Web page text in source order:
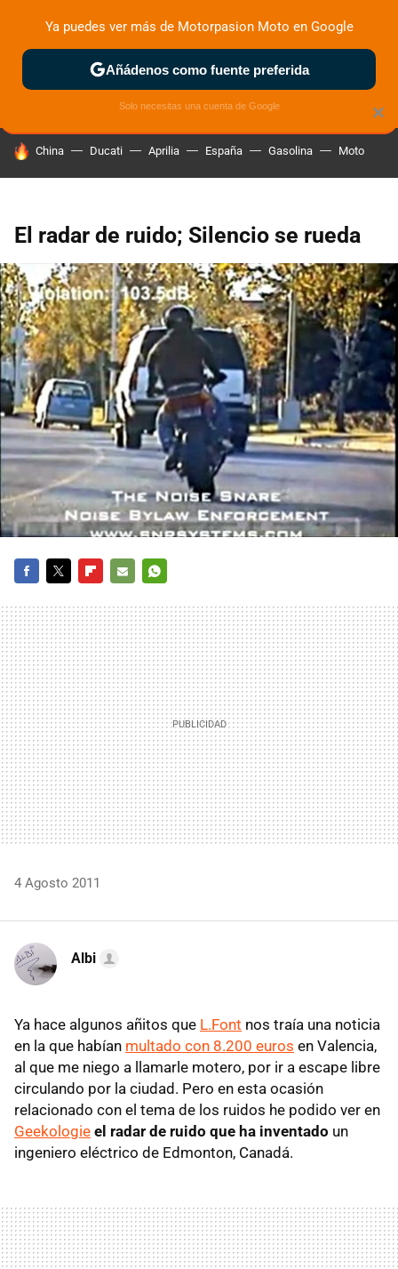
ZONA DE PRUEBAS DEPORTIVAS MOTOS ELÉCTRICAS
HOY SE HABLA DE
China Ducati Aprilia España Gasolina Moto
El radar de ruido; Silencio se rueda
MAIL
4 Agosto 2011
Albi
Ya hace algunos añitos que L.Font nos traía una noticia
en la que habían multado con 8.200 euros en Valencia,
al que me niego a llamarle motero, por ir a escape libre
circulando por la ciudad. Pero en esta ocasión
relacionado con el tema de los ruidos he podido ver en
Geekologie el radar de ruido que ha inventado un
ingeniero eléctrico de Edmonton, Canadá.
×
Ya puedes ver más de Motorpasion Moto en Google
Añádenos como fuente preferida
Solo necesitas una cuenta de Google